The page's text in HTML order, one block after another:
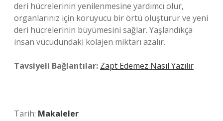
deri hücrelerinin yenilenmesine yardımcı olur,
organlarınız için koruyucu bir örtü oluşturur ve yeni
deri hücrelerinin büyümesini sağlar. Yaşlandıkça
insan vücudundaki kolajen miktarı azalır.
Tavsiyeli Bağlantılar: Zapt Edemez Nasıl Yazılır
Tarih: Makaleler